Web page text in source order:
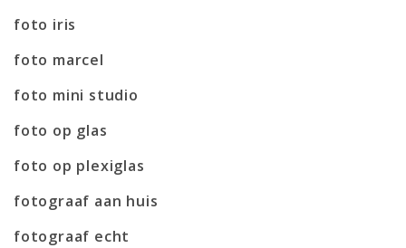
foto iris
foto marcel
foto mini studio
foto op glas
foto op plexiglas
fotograaf aan huis
fotograaf echt